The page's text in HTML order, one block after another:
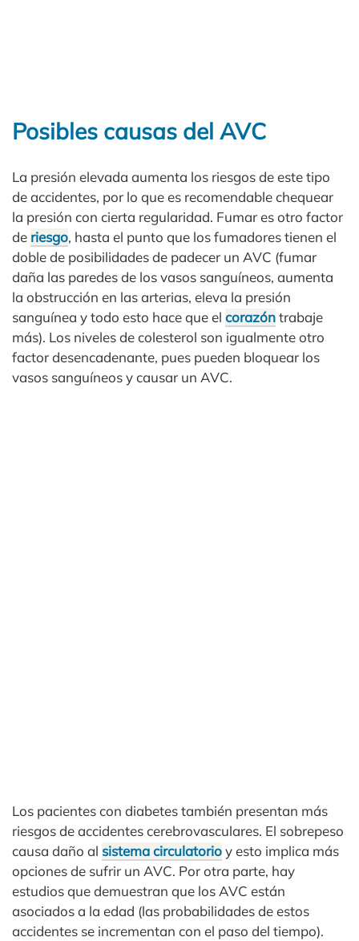
Posibles causas del AVC
La presión elevada aumenta los riesgos de este tipo
de accidentes, por lo que es recomendable chequear
la presión con cierta regularidad. Fumar es otro factor
de riesgo, hasta el punto que los fumadores tienen el
doble de posibilidades de padecer un AVC (fumar
daña las paredes de los vasos sanguíneos, aumenta
la obstrucción en las arterias, eleva la presión
sanguínea y todo esto hace que el corazóntrabaje
más). Los niveles de colesterol son igualmente otro
factor desencadenante, pues pueden bloquear los
vasos sanguíneos y causar un AVC.
Los pacientes con diabetes también presentan más
riesgos de accidentes cerebrovasculares. El sobrepeso
causa daño al sistema circulatorioy esto implica más
opciones de sufrir un AVC. Por otra parte, hay
estudios que demuestran que los AVC están
asociados a la edad (las probabilidades de estos
accidentes se incrementan con el paso del tiempo).